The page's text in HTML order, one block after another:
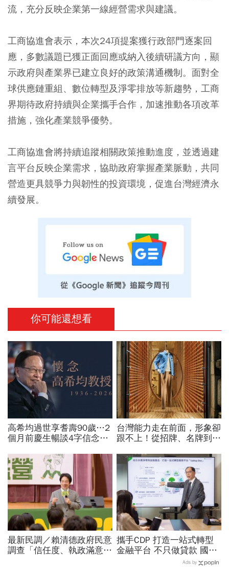
流，充分反映企業第一線經營需求與建議。
工商協進會表示，本次24項提案獲行政部門逐案回
應，多數議題已獲正面回應或納入後續研議方向，顯
示政府與產業界已建立良好的政策溝通機制。面對全
球供應鏈重組、數位轉型及淨零排放等新趨勢，工商
界期待政府持續與企業攜手合作，加速推動各項改革
措施，強化產業競爭優勢。
工商協進會將持續追蹤相關政策推動進度，並透過建
言平台反映企業需求，協助政府掌握產業脈動，共同
營造更具競爭力與韌性的投資環境，促進台灣經濟永
續發展。
你可能還想看
高希均過世享耆壽90歲…2
個月前慶生暢談4字信念，
福、一切靠自己爭氣
台灣能力走在前面，形象卻
跟不上！從招牌、名牌到國
製造的一堂美學課
最新民調／賴清德政府民意
調查「信任度、執政滿意
攜手CDP 打造一站式轉型
金融平台 不只做貸款 國泰
世華化身減碳顧問Ads by